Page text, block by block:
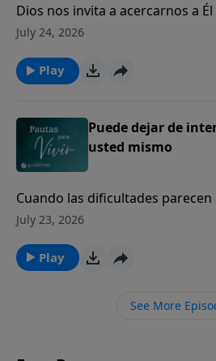
Dios nos invita a acercarnos a
sincero, incluso en nuestros
July 24, 2026
Play
Puede dejar de
usted mismo
Cuando las dificultades
sigue siendo nuestro refugio
July 23, 2026
Play
See More